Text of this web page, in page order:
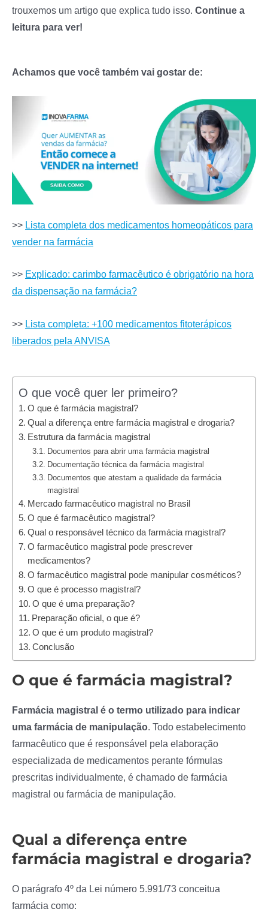
trouxemos um artigo que explica tudo isso. Continue a
leitura para ver!
Achamos que você também vai gostar de:
>> Lista completa dos medicamentos homeopáticos para
vender na farmácia
>> Explicado: carimbo farmacêutico é obrigatório na hora
da dispensação na farmácia?
>> Lista completa: +100 medicamentos fitoterápicos
liberados pela ANVISA
O que você quer ler primeiro?
O que é farmácia magistral?
Qual a diferença entre farmácia magistral e drogaria?
Estrutura da farmácia magistral
Documentos para abrir uma farmácia magistral
Documentação técnica da farmácia magistral
Documentos que atestam a qualidade da farmácia
magistral
Mercado farmacêutico magistral no Brasil
O que é farmacêutico magistral?
Qual o responsável técnico da farmácia magistral?
O farmacêutico magistral pode prescrever
medicamentos?
O farmacêutico magistral pode manipular cosméticos?
O que é processo magistral?
O que é uma preparação?
Preparação oficial, o que é?
O que é um produto magistral?
Conclusão
O que é farmácia magistral?
Farmácia magistral é o termo utilizado para indicar
uma farmácia de manipulação. Todo estabelecimento
farmacêutico que é responsável pela elaboração
especializada de medicamentos perante fórmulas
prescritas individualmente, é chamado de farmácia
magistral ou farmácia de manipulação.
Qual a diferença entre
farmácia magistral e drogaria?
O parágrafo 4º da Lei número 5.991/73 conceitua
farmácia como: